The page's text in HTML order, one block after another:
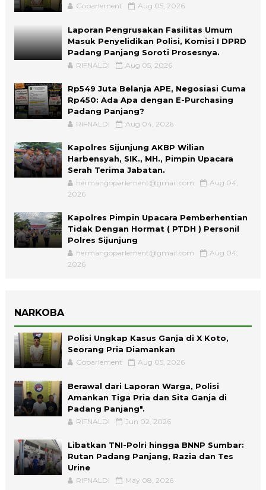
Goparlement Aug 05, 2026
Laporan Pengrusakan Fasilitas Umum
Masuk Penyelidikan Polisi, Komisi I DPRD
Padang Panjang Soroti Prosesnya.
RIFNALDI Aug 05, 2026
Rp549 Juta Belanja APE, Negosiasi Cuma
Rp450: Ada Apa dengan E-Purchasing
Padang Panjang?
RIFNALDI Aug 04, 2026
Kapolres Sijunjung AKBP Wilian
Harbensyah, SIK., MH., Pimpin Upacara
Serah Terima Jabatan.
hermangoparlement@gmail.com
Aug 04,
2026
Kapolres Pimpin Upacara Pemberhentian
Tidak Dengan Hormat ( PTDH ) Personil
Polres Sijunjung
hermangoparlement@gmail.com
Aug 04,
2026
NARKOBA
Polisi Ungkap Kasus Ganja di X Koto,
Seorang Pria Diamankan
Goparlement Aug 05, 2026
Berawal dari Laporan Warga, Polisi
Amankan Tiga Pria dan Sita Ganja di
Padang Panjang".
RIFNALDI Jun 02, 2026
Libatkan TNI-Polri hingga BNNP Sumbar:
Rutan Padang Panjang, Razia dan Tes
Urine
RIFNALDI May 08, 2026